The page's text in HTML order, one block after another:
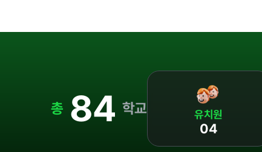
경영공시
행정정보공개
총 84 학교 유치원
04